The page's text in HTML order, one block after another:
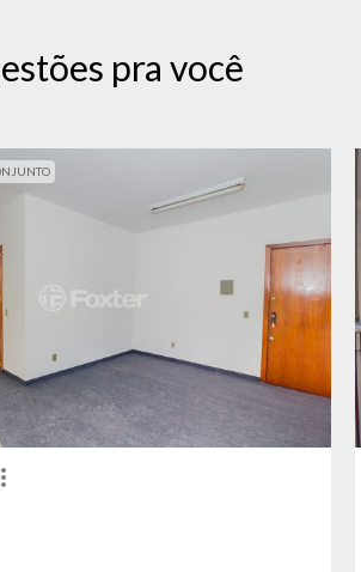
pra você